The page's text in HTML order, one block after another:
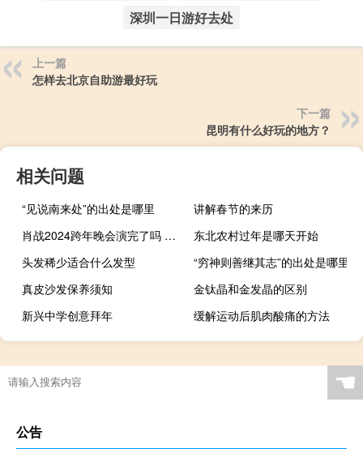
深圳一日游好去处
上一篇
怎样去北京自助游最好玩
下一篇
昆明有什么好玩的地方？
相关问题
“见说南来处”的出处是哪里
讲解春节的来历
肖战2024跨年晚会演完了吗 央视2024跨年晚会官宣
东北农村过年是哪天开始
头发稀少适合什么发型
“穷神则善继其志”的出处是哪里
真皮沙发保养须知
金钛晶和金发晶的区别
新兴中学创意拜年
缓解运动后肌肉酸痛的方法
☚
公告